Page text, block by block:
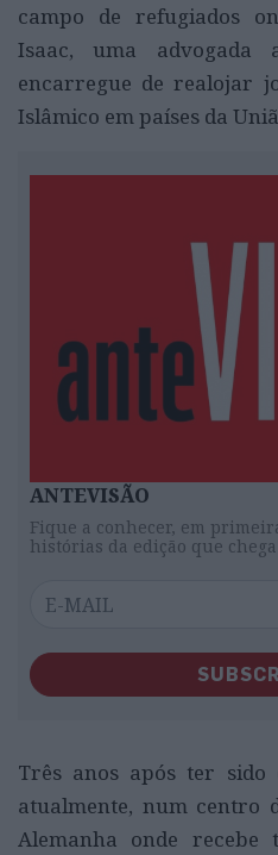
campo de refugiados
Isaac, uma advogada
encarregue de realojar
Islâmico em países da
ANTEVISÃO
Fique a conhecer, em
histórias da edição que
Três anos após ter sido
atualmente, num centro
Alemanha onde